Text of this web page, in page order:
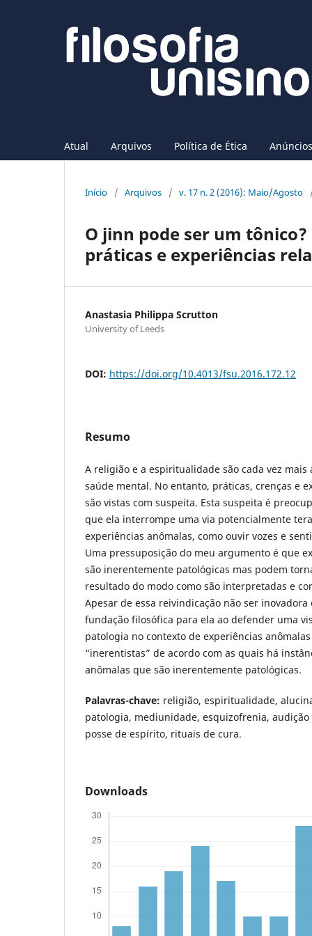
Atual Arquivos Política de Ética Anúncios
Início / Arquivos / v. 17 n. 2 (2016): Maio/Agosto
O jinn pode ser um
práticas e experiências
Anastasia Philippa Scrutton
University of Leeds
DOI: https://doi.org/10.4013/fsu.2016.172.12
Resumo
A religião e a espiritualidade são cada vez mais
saúde mental. No entanto, práticas, crenças e
são vistas com suspeita. Esta suspeita é
que ela interrompe uma via potencialmente
experiências anômalas, como ouvir vozes e
Uma pressuposição do meu argumento é que
são inerentemente patológicas mas podem
resultado do modo como são interpretadas e
Apesar de essa reivindicação não ser
fundação filosófica para ela ao defender uma
patologia no contexto de experiências
“inerentistas” de acordo com as quais há
anômalas que são inerentemente patológicas.
Palavras-chave: religião, espiritualidade,
patologia, mediunidade, esquizofrenia,
posse de espírito, rituais de cura.
Downloads